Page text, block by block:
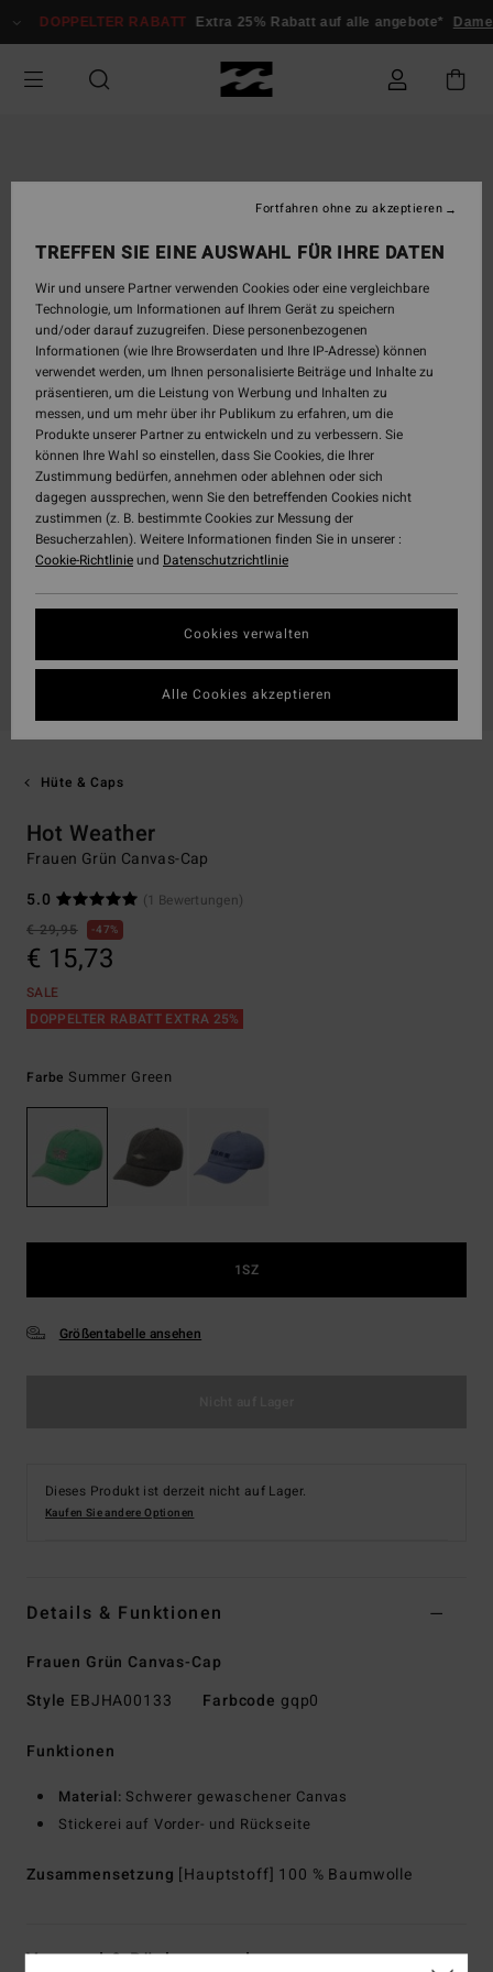
zur
springen
DOPPELTER RABATT Extra 25% Rabatt auf alle angebote*
Hüte & Caps
Hot Weather
Frauen Grün Canvas-Cap
5.0
(1 Bewertungen)
€ 29,95
47%
€ 15,73
SALE
DOPPELTER RABATT EXTRA 25%
Farbe Summer Green
1SZ
Größentabelle ansehen
Dieses Produkt ist derzeit nicht auf Lager.
Kaufen Sie andere Optionen
Details & Funktionen
Frauen Grün Canvas-Cap
Style EBJHA00133 Farbcode gqp0
Funktionen
Material: Schwerer gewaschener Canvas
Stickerei auf Vorder- und Rückseite
Zusammensetzung [Hauptstoff] 100 % Baumwolle
Versand & Rückversand
TREFFEN SIE EINE AUSWAHL FÜR IHRE DATEN
Wir und unsere Partner verwenden Cookies oder eine vergleichbare
Technologie, um Informationen auf Ihrem Gerät zu speichern
und/oder darauf zuzugreifen. Diese personenbezogenen
Informationen (wie Ihre Browserdaten und Ihre IP-Adresse) können
verwendet werden, um Ihnen personalisierte Beiträge und Inhalte zu
präsentieren, um die Leistung von Werbung und Inhalten zu
messen, und um mehr über ihr Publikum zu erfahren, um die
Produkte unserer Partner zu entwickeln und zu verbessern. Sie
können Ihre Wahl so einstellen, dass Sie Cookies, die Ihrer
Zustimmung bedürfen, annehmen oder ablehnen oder sich
dagegen aussprechen, wenn Sie den betreffenden Cookies nicht
zustimmen (z. B. bestimmte Cookies zur Messung der
Besucherzahlen). Weitere Informationen finden Sie in unserer :
Cookie-Richtlinieund Datenschutzrichtlinie
Cookies verwalten
Fortfahren ohne zu akzeptieren
Alle Cookies akzeptieren